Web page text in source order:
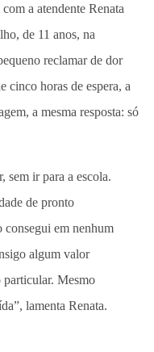
a atendente Renata
de 11 anos, na
reclamar de dor
cinco horas de espera, a
a mesma resposta: só
sem ir para a escola.
de pronto
consegui em nenhum
algum valor
particular. Mesmo
lamenta Renata.